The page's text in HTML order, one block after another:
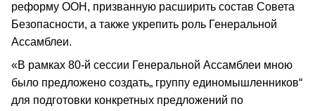
реформу ООН, призванную расширить состав Совета
Безопасности, а также укрепить роль Генеральной
Ассамблеи.
«В рамках 80-й сессии Генеральной Ассамблеи мною
было предложено создать„ группу единомышленников“
для подготовки конкретных предложений по